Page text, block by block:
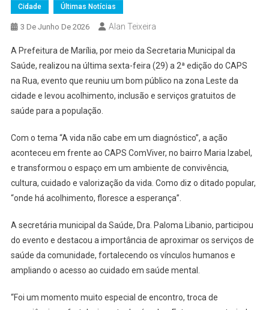
Cidade Últimas Notícias
3 De Junho De 2026 Alan Teixeira
A Prefeitura de Marília, por meio da Secretaria Municipal da
Saúde, realizou na última sexta-feira (29) a 2ª edição do CAPS
na Rua, evento que reuniu um bom público na zona Leste da
cidade e levou acolhimento, inclusão e serviços gratuitos de
saúde para a população.
Com o tema “A vida não cabe em um diagnóstico”, a ação
aconteceu em frente ao CAPS ComViver, no bairro Maria Izabel,
e transformou o espaço em um ambiente de convivência,
cultura, cuidado e valorização da vida. Como diz o ditado popular,
“onde há acolhimento, floresce a esperança”.
A secretária municipal da Saúde, Dra. Paloma Libanio, participou
do evento e destacou a importância de aproximar os serviços de
saúde da comunidade, fortalecendo os vínculos humanos e
ampliando o acesso ao cuidado em saúde mental.
“Foi um momento muito especial de encontro, troca de